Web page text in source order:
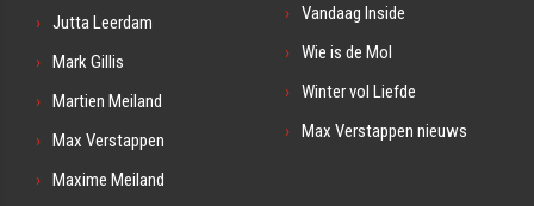
Jutta Leerdam
Mark Gillis
Martien Meiland
Max Verstappen
Maxime Meiland
Vandaag Inside
Wie is de Mol
Winter vol Liefde
Max Verstappen nieuws